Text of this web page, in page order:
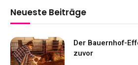
Neueste Beiträge
Der Bauernhof-
zuvor